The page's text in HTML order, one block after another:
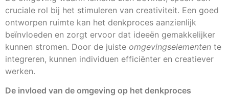
cruciale rol bij het stimuleren van creativiteit. Een goed
ontworpen ruimte kan het denkproces aanzienlijk
beïnvloeden en zorgt ervoor dat ideeën gemakkelijker
kunnen stromen. Door de juiste omgevingselementen te
integreren, kunnen individuen efficiënter en creatiever
werken.
De invloed van de omgeving op het denkproces